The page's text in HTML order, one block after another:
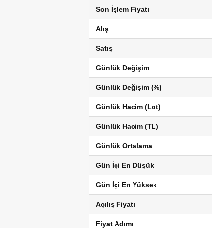
Son İşlem Fiyatı
Alış
Satış
Günlük Değişim
Günlük Değişim (%)
Günlük Hacim (Lot)
Günlük Hacim (TL)
Günlük Ortalama
Gün İçi En Düşük
Gün İçi En Yüksek
Açılış Fiyatı
Fiyat Adımı